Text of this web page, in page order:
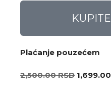
Plaćanje pouzećem
2,500.00RSD 1,699.00